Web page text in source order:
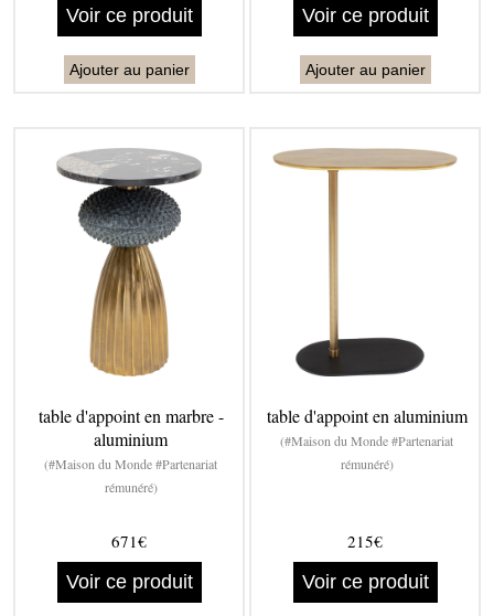
Voir ce produit
Ajouter au panier
Voir ce produit
Ajouter au panier
table d'appoint en marbre -
aluminium
(#Maison du Monde #Partenariat
rémunéré)
671€
Voir ce produit
table d'appoint en aluminium
(#Maison du Monde #Partenariat
rémunéré)
215€
Voir ce produit